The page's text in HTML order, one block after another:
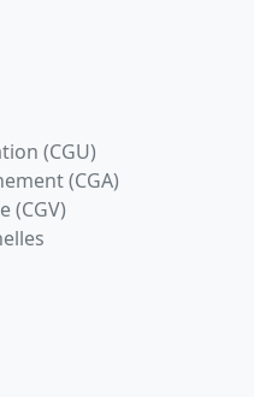
(CGU)
(CGA)
(CGV)